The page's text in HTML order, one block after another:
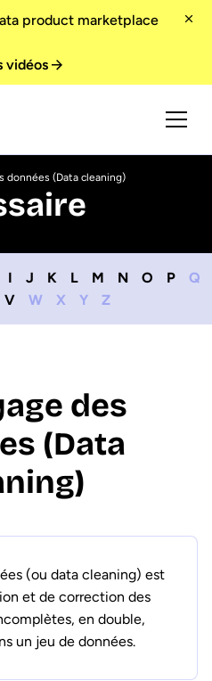
product marketplace
vidéos
données (Data cleaning)
I J K L M N O P
Q
V W X Y Z
des
(Data
(ou data cleaning) est
et de correction des
en double,
un jeu de données.